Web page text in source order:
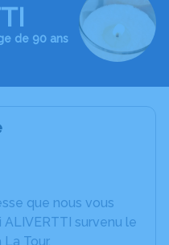
de 90 ans
que nous vous
ALIVERTTI survenu le
Tour.